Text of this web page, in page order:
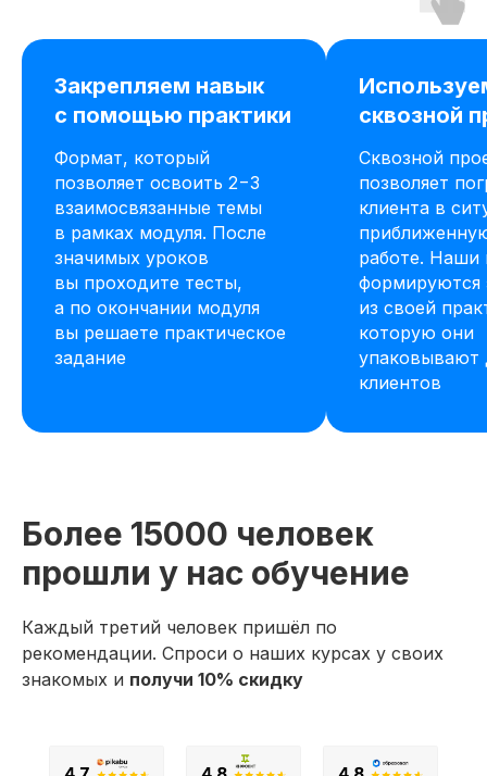
Закрепляем навык
с помощью практики
Формат, который
позволяет освоить 2−3
взаимосвязанные темы
в рамках модуля. После
значимых уроков
вы проходите тесты,
а по окончании модуля
вы решаете практическое
задание
сквозной
Сквозной
позволяет
клиента в
работе. Наши
формируются
из своей
которую они
упаковывают
клиентов
Более 15000 человек
прошли у нас обучение
Каждый третий человек пришёл по
рекомендации. Спроси о наших курсах у своих
знакомых и получи 10% скидку